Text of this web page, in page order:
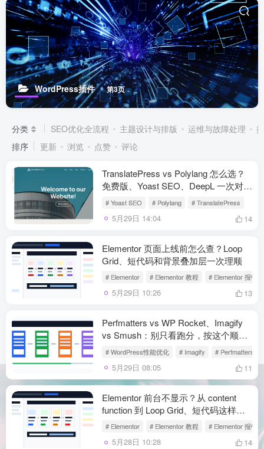
WordPress插件 第3页
分类 SEO优化全流程 主题设计与排版 运维与故障处理
排序
更新 浏览 点赞 评论
TranslatePress vs Polylang 怎么选？
免费版、Yoast SEO、DeepL 一次对比
清楚
# Yoast SEO # Polylang # TranslatePress
5月29日 14:04 14
Elementor 页面上线前怎么查？Loop
Grid、短代码和背景叠加层一次理顺
# Elementor # Elementor 教程 # Elementor 报错
5月29日 10:26 13
Perfmatters vs WP Rocket、Imagify
vs Smush：别只看跑分，按这个顺序
选更稳
# WordPress性能优化 # Imagify # Perfmatters
5月29日 08:05 11
Elementor 前台不显示？从 content
function 到 Loop Grid、短代码这样排
查
# Elementor # Elementor 教程 # Elementor 报错
5月28日 10:28 14